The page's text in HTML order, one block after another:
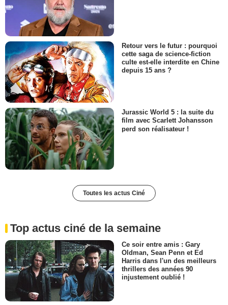
Retour vers le futur : pourquoi
cette saga de science-fiction
culte est-elle interdite en Chine
depuis 15 ans ?
Jurassic World 5 : la suite du
film avec Scarlett Johansson
perd son réalisateur !
Toutes les actus Ciné
Top actus ciné de la semaine
Ce soir entre amis : Gary
Oldman, Sean Penn et Ed
Harris dans l'un des meilleurs
thrillers des années 90
injustement oublié !